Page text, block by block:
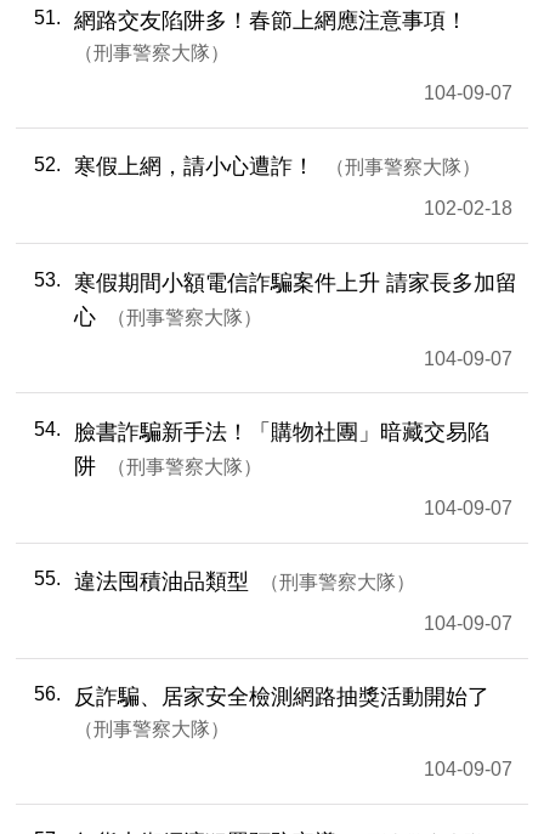
51 網路交友陷阱多！春節上網應注意事項！
刑事警察大隊
104-09-07
52 寒假上網，請小心遭詐！
刑事警察大隊
102-02-18
53
寒假期間小額電信詐騙案件上升 請家長多加留
心
刑事警察大隊
104-09-07
54
臉書詐騙新手法！「購物社團」暗藏交易陷
阱
刑事警察大隊
104-09-07
55 違法囤積油品類型
刑事警察大隊
104-09-07
56 反詐騙、居家安全檢測網路抽獎活動開始了
刑事警察大隊
104-09-07